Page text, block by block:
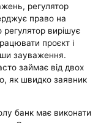
регулятор
право на
регулятор вирішує
проєкт і
зауваження.
займає від двох
як швидко заявник
банк має виконати